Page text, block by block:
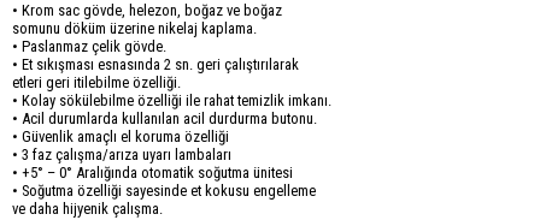
• Krom sac gövde, helezon, boğaz ve boğaz
somunu döküm üzerine nikelaj kaplama.
• Paslanmaz çelik gövde.
• Et sıkışması esnasında 2 sn. geri çalıştırılarak
etleri geri itilebilme özelliği.
• Kolay sökülebilme özelliği ile rahat temizlik imkanı.
• Acil durumlarda kullanılan acil durdurma butonu.
• Güvenlik amaçlı el koruma özelliği
• 3 faz çalışma/arıza uyarı lambaları
• +5° – 0° Aralığında otomatik soğutma ünitesi
• Soğutma özelliği sayesinde et kokusu engelleme
ve daha hijyenik çalışma.